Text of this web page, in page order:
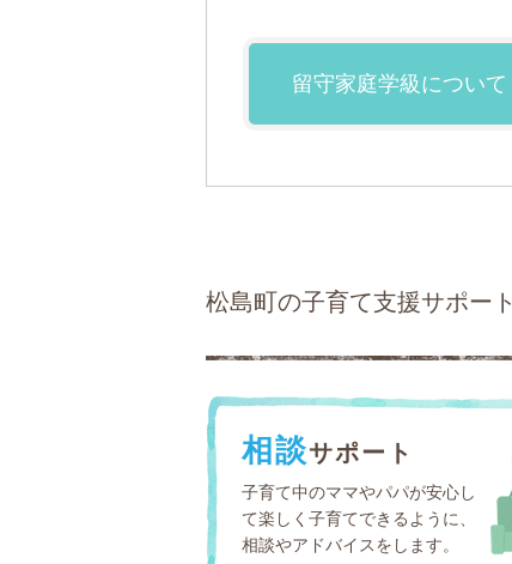
留守家庭学級について
松島町の子育て支援サポート
相談サポート
子育て中のママやパパが安心し
て楽しく子育てできるように、
相談やアドバイスをします。